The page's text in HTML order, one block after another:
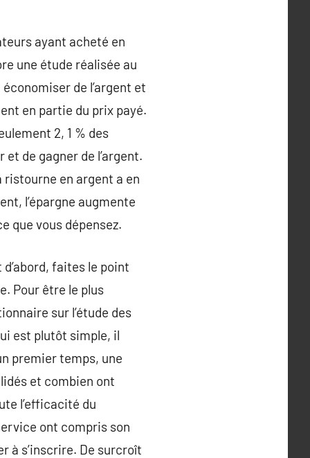
ayant acheté en
une étude réalisée au
de l’argent et
en partie du prix payé.
2, 1 % des
de gagner de l’argent.
ristourne en argent a en
l’épargne augmente
que vous dépensez.
faites le point
Pour être le plus
sur l’étude des
est plutôt simple, il
premier temps, une
et combien ont
l’efficacité du
ont compris son
à s’inscrire. De surcroît